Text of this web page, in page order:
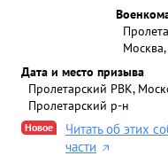
Дата и место призыва
Пролетарский РВК,
Пролетарский р-н
Новое
Читать об этих
части